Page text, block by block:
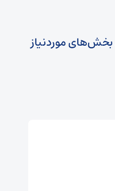
بخش‌های موردنیاز